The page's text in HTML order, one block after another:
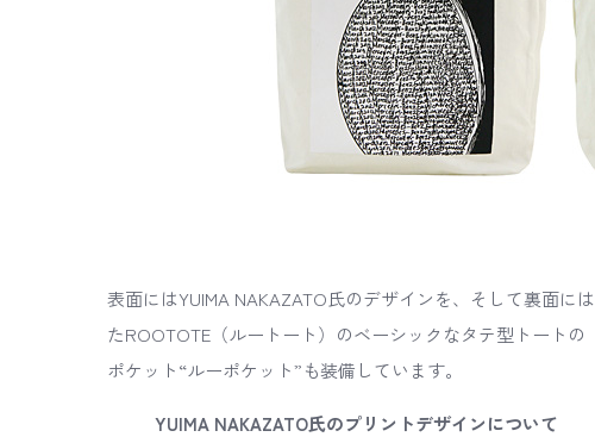
表面にはYUIMA NAKAZATO氏のデザインを、そして裏面に
たROOTOTE（ルートート）のベーシックなタテ型トート
ポケット“ルーポケット”も装備しています。
YUIMA NAKAZATO氏のプリントデザインについて